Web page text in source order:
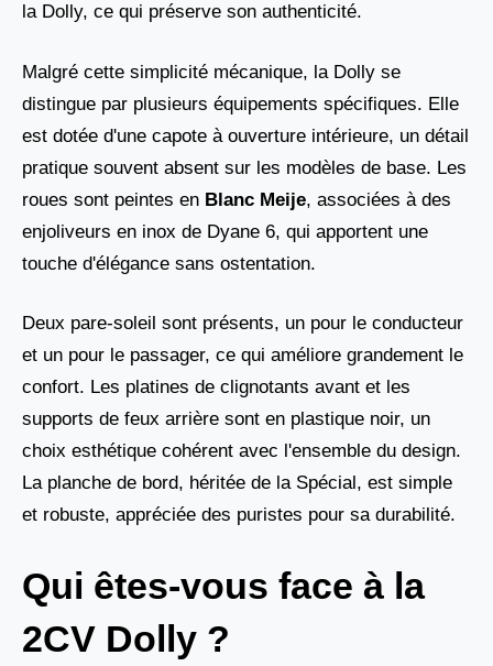
la Dolly, ce qui préserve son authenticité.
Malgré cette simplicité mécanique, la Dolly se
distingue par plusieurs équipements spécifiques. Elle
est dotée d'une capote à ouverture intérieure, un détail
pratique souvent absent sur les modèles de base. Les
roues sont peintes en Blanc Meije, associées à des
enjoliveurs en inox de Dyane 6, qui apportent une
touche d'élégance sans ostentation.
Deux pare-soleil sont présents, un pour le conducteur
et un pour le passager, ce qui améliore grandement le
confort. Les platines de clignotants avant et les
supports de feux arrière sont en plastique noir, un
choix esthétique cohérent avec l'ensemble du design.
La planche de bord, héritée de la Spécial, est simple
et robuste, appréciée des puristes pour sa durabilité.
Qui êtes-vous face à la
2CV Dolly ?